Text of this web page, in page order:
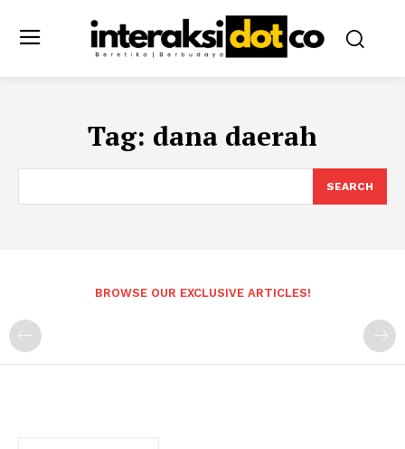
Tag: dana daerah
SEARCH
BROWSE OUR EXCLUSIVE ARTICLES!